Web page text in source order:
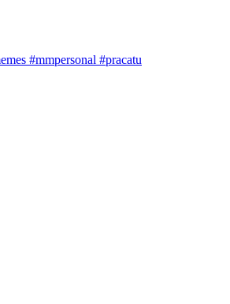
#mmpersonal #pracatu